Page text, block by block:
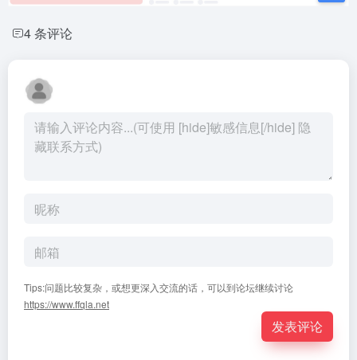
4 条评论
Tips:问题比较复杂，或想更深入交流的话，可以到论坛继续讨论
https://www.ffqla.net
发表评论